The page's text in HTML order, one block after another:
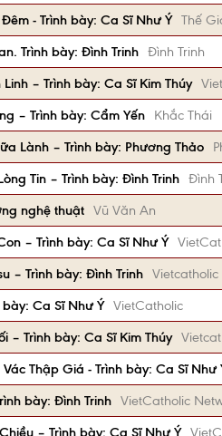
- Trình bày: Ca Sĩ Như Ý Thế
Trình bày: Đình Trinh Đình Trinh
– Trình bày: Ca Sĩ Kim Thúy
– Trình bày: Cẩm Yến
Khắc Thái
Lành – Trình bày: Phương Thảo
Tin – Trình bày: Đình Trinh Đình
nghệ thuật Vũ Văn An
– Trình bày: Ca Sĩ Như Ý
– Trình bày: Đình Trinh
Ca Sĩ Như Ý VietCatholic
– Trình bày: Ca Sĩ Kim Thúy
Thập Giá - Trình bày: Ca Sĩ Như
bày: Đình Trinh VietCatholic
– Trình bày: Ca Sĩ Như Ý